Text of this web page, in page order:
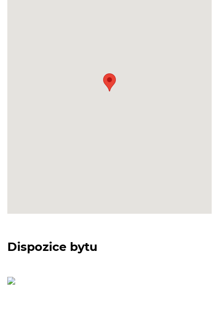
Dispozice bytu